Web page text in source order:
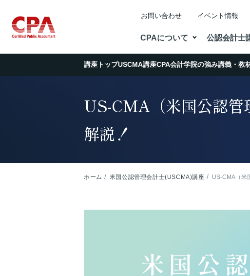
CPAについて 公認会計士
お問い合わせ イベント情報
講座トップUSCMA講座CPA会計学院の強み講義・教
US-CMA（米国公認管
解説！
ホーム 米国公認管理会計士(USCMA)講座 US-CMA（米
講座トップUSCMA講座CPA会計学院の強み講義・教